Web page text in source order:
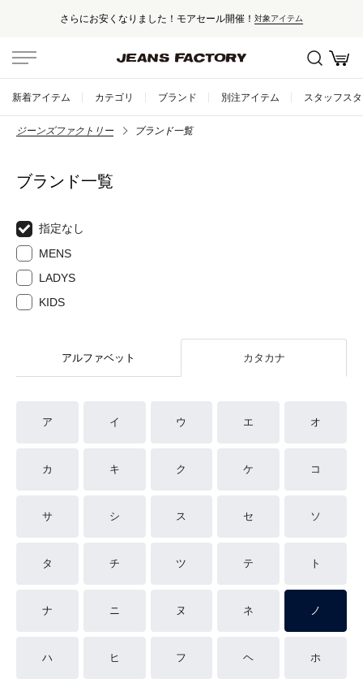
さらにお安くなりました！モアセール開催！ 対象アイテム
新着アイテム カテゴリ ブランド 別注アイテム スタッフス
ジーンズファクトリー ブランド一覧
ブランド一覧
指定なし
MENS
LADYS
KIDS
アルファベット カタカナ
ア イ ウ エ オ
カ キ ク ケ コ
サ シ ス セ ソ
タ チ ツ テ ト
ナ ニ ヌ ネ ノ
ハ ヒ フ ヘ ホ